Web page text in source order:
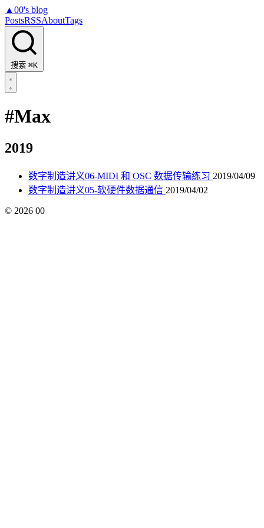
▲ 00's blog
PostsRSSAboutTags
搜索 ⌘K
#Max
2019
数字制造讲义06-MIDI 和 OSC 数据传输练习 2019/04/09
数字制造讲义05-软硬件数据通信 2019/04/02
© 2026 00